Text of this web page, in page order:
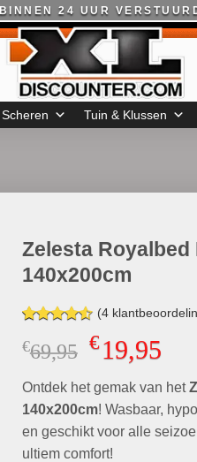
BINNEN 24 UUR
Scheren Tuin & Klussen
Zelesta Royalbed
140x200cm
Gewaardeerd
4.50op 5
gebaseerd
waarderingen
(4
€69,95
was:
€69,95.
€19,95
is:
Ontdek het gemak van het
140x200cm! Wasbaar,
en geschikt voor alle
ultiem comfort!